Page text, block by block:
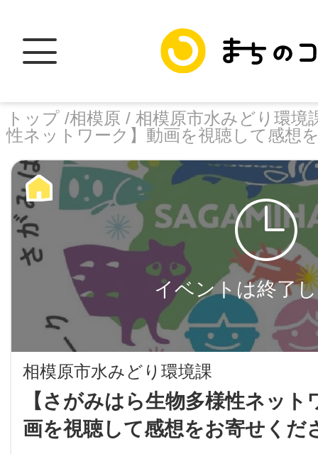
トップ /相模原 / 相模原市水みどり環境
性ネットワーク】動画を視聴して感想
イベントは終了
相模原市水みどり環境課
【さがみはら生物多様性ネット
画を視聴して感想をお寄せくだ
facebook
X
LINE
SMS
トップ
加盟スポットに
地域に導入を